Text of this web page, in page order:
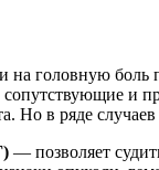
головную боль
и
Но в ряде
— позволяет